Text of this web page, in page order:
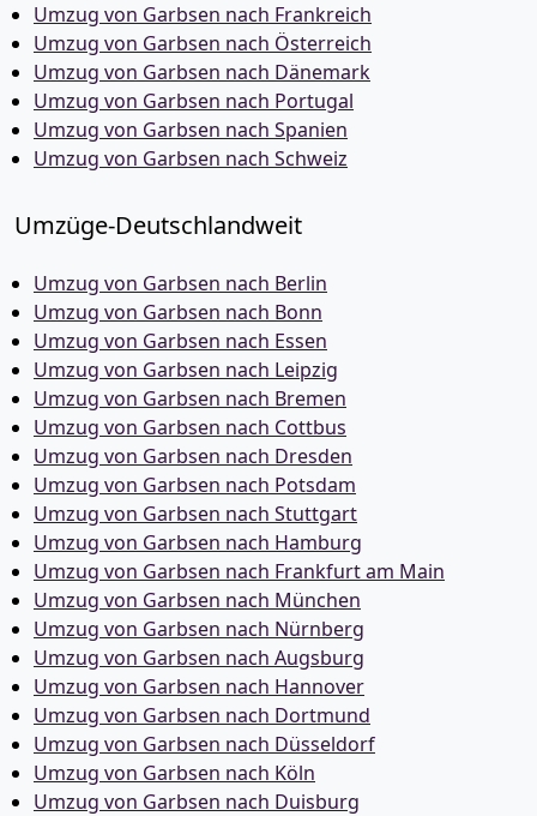
Umzug von Garbsen nach Frankreich
Umzug von Garbsen nach Österreich
Umzug von Garbsen nach Dänemark
Umzug von Garbsen nach Portugal
Umzug von Garbsen nach Spanien
Umzug von Garbsen nach Schweiz
Umzüge-Deutschlandweit
Umzug von Garbsen nach Berlin
Umzug von Garbsen nach Bonn
Umzug von Garbsen nach Essen
Umzug von Garbsen nach Leipzig
Umzug von Garbsen nach Bremen
Umzug von Garbsen nach Cottbus
Umzug von Garbsen nach Dresden
Umzug von Garbsen nach Potsdam
Umzug von Garbsen nach Stuttgart
Umzug von Garbsen nach Hamburg
Umzug von Garbsen nach Frankfurt am Main
Umzug von Garbsen nach München
Umzug von Garbsen nach Nürnberg
Umzug von Garbsen nach Augsburg
Umzug von Garbsen nach Hannover
Umzug von Garbsen nach Dortmund
Umzug von Garbsen nach Düsseldorf
Umzug von Garbsen nach Köln
Umzug von Garbsen nach Duisburg